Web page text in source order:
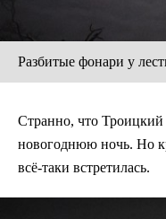
Разбитые фонари у
Странно, что Троицкий
новогоднюю ночь. Но
всё-таки встретилась.